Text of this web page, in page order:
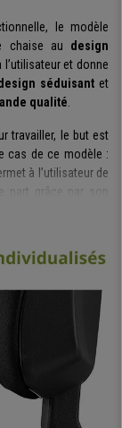
le modèle
chaise au design
l’utilisateur et donne
séduisant et
qualité.
travailler, le but est
cas de ce modèle :
à l’utilisateur de
part grâce par son
et le dossier de
deux parties sur
et les accoudoirs
la plus adéquate
les éléments de